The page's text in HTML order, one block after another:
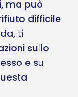
ma può
difficile
ti
sullo
e su